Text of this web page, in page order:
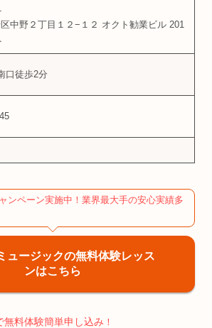
中野２丁目１２−１２ オクト勧業ビル 201
口徒歩2分
ンペーン実施中！業界最大手の安心実績多
ュージックの無料体験レッス
ンはこちら
無料体験簡単申し込み ！